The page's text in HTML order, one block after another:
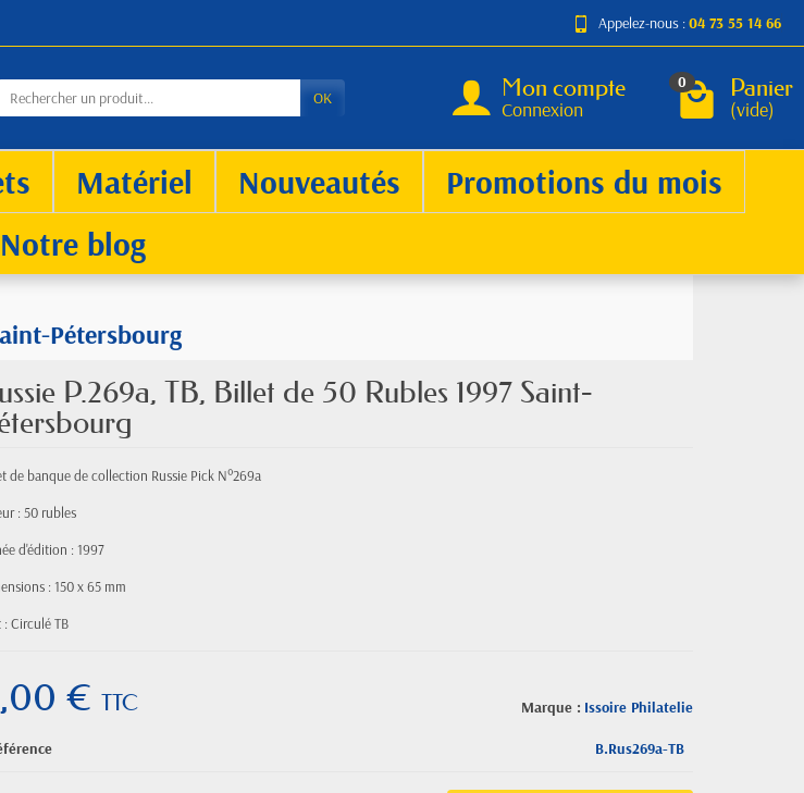
Appelez-nous :04 73 55 14 66
OK Mon compte
Connexion
0 Panier
(vide)
Matériel Nouveautés
Promotions du mois
Notre blog
Pétersbourg
P.269a, TB, Billet de 50 Rubles 1997 Saint-
de banque de collection Russie Pick N°269a
: 50 rubles
d'édition : 1997
: 150 x 65 mm
: Circulé TB
Marque : Issoire Philatelie
€TTC
B.Rus269a-TB